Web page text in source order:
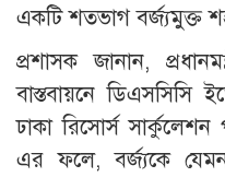
একটি শতভাগ বর্জ্যমুক্ত
প্রশাসক জানান,
বাস্তবায়নে ডিএসসিসি
ঢাকা রিসোর্স সার্কুলেশন
এর ফলে, বর্জ্যকে